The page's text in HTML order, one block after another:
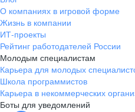
О компаниях в игровой форме
Жизнь в компании
ИТ-проекты
Рейтинг работодателей России
Молодым специалистам
Карьера для молодых
Школа программистов
Карьера в некоммерческих
Боты для уведомлений